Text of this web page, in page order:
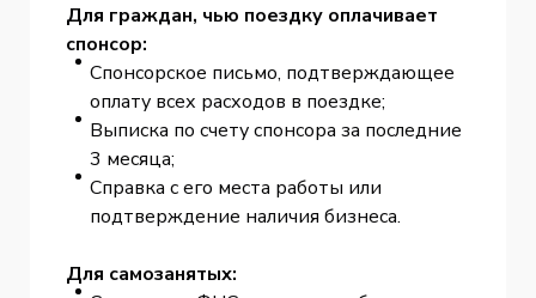
Для граждан, чью поездку оплачивает
спонсор:
Спонсорское письмо, подтверждающее
оплату всех расходов в поездке;
Выписка по счету спонсора за последние
3 месяца;
Справка с его места работы или
подтверждение наличия бизнеса.
Для самозанятых: